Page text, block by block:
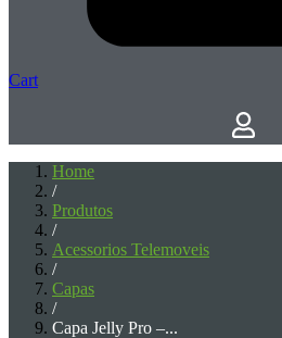
Cart
Home
/
Produtos
/
Acessorios Telemoveis
/
Capas
/
Capa Jelly Pro –...